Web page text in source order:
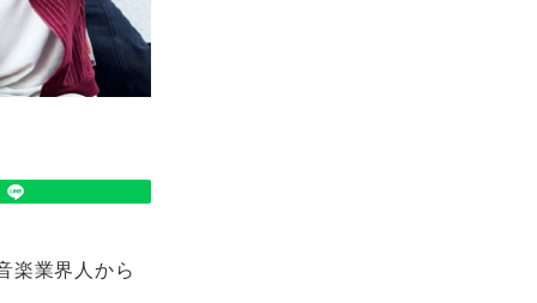
楽業界人から